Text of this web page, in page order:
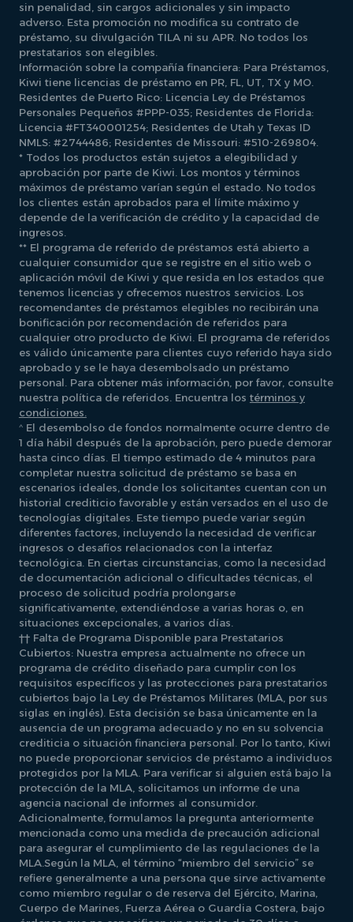
sin penalidad, sin cargos adicionales y sin impacto
adverso. Esta promoción no modifica su contrato de
préstamo, su divulgación TILA ni su APR. No todos los
prestatarios son elegibles.
Información sobre la compañía financiera: Para Préstamos,
Kiwi tiene licencias de préstamo en PR, FL, UT, TX y MO.
Residentes de Puerto Rico: Licencia Ley de Préstamos
Personales Pequeños #PPP-035; Residentes de Florida:
Licencia #FT340001254; Residentes de Utah y Texas ID
NMLS: #2744486; Residentes de Missouri: #510-269804.
* Todos los productos están sujetos a elegibilidad y
aprobación por parte de Kiwi. Los montos y términos
máximos de préstamo varían según el estado. No todos
los clientes están aprobados para el límite máximo y
depende de la verificación de crédito y la capacidad de
ingresos.
** El programa de referido de préstamos está abierto a
cualquier consumidor que se registre en el sitio web o
aplicación móvil de Kiwi y que resida en los estados que
tenemos licencias y ofrecemos nuestros servicios. Los
recomendantes de préstamos elegibles no recibirán una
bonificación por recomendación de referidos para
cualquier otro producto de Kiwi. El programa de referidos
es válido únicamente para clientes cuyo referido haya sido
aprobado y se le haya desembolsado un préstamo
personal. Para obtener más información, por favor, consulte
nuestra política de referidos. Encuentra los términos y
condiciones.
^El desembolso de fondos normalmente ocurre dentro de
1 día hábil después de la aprobación, pero puede demorar
hasta cinco días. El tiempo estimado de 4 minutos para
completar nuestra solicitud de préstamo se basa en
escenarios ideales, donde los solicitantes cuentan con un
historial crediticio favorable y están versados en el uso de
tecnologías digitales. Este tiempo puede variar según
diferentes factores, incluyendo la necesidad de verificar
ingresos o desafíos relacionados con la interfaz
tecnológica. En ciertas circunstancias, como la necesidad
de documentación adicional o dificultades técnicas, el
proceso de solicitud podría prolongarse
significativamente, extendiéndose a varias horas o, en
situaciones excepcionales, a varios días.
†† Falta de Programa Disponible para Prestatarios
Cubiertos: Nuestra empresa actualmente no ofrece un
programa de crédito diseñado para cumplir con los
requisitos específicos y las protecciones para prestatarios
cubiertos bajo la Ley de Préstamos Militares (MLA, por sus
siglas en inglés). Esta decisión se basa únicamente en la
ausencia de un programa adecuado y no en su solvencia
crediticia o situación financiera personal. Por lo tanto, Kiwi
no puede proporcionar servicios de préstamo a individuos
protegidos por la MLA. Para verificar si alguien está bajo la
protección de la MLA, solicitamos un informe de una
agencia nacional de informes al consumidor.
Adicionalmente, formulamos la pregunta anteriormente
mencionada como una medida de precaución adicional
para asegurar el cumplimiento de las regulaciones de la
MLA.Según la MLA, el término “miembro del servicio” se
refiere generalmente a una persona que sirve activamente
como miembro regular o de reserva del Ejército, Marina,
Cuerpo de Marines, Fuerza Aérea o Guardia Costera, bajo